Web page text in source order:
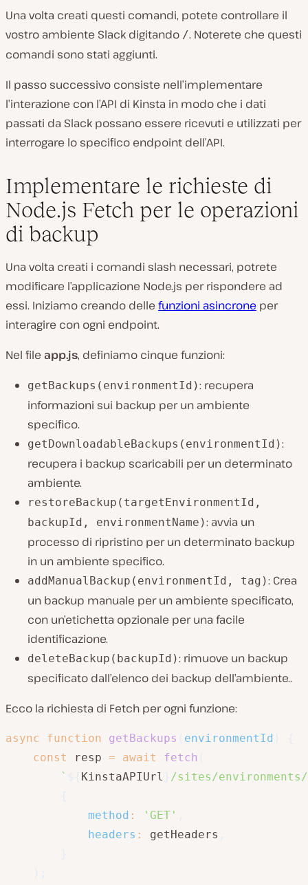
Una volta creati questi comandi, potete controllare il
vostro ambiente Slack digitando /. Noterete che questi
comandi sono stati aggiunti.
Il passo successivo consiste nell’implementare
l’interazione con l’API di Kinsta in modo che i dati
passati da Slack possano essere ricevuti e utilizzati per
interrogare lo specifico endpoint dell’API.
Implementare le richieste di
Node.js Fetch per le operazioni
di backup
Una volta creati i comandi slash necessari, potrete
modificare l’applicazione Node.js per rispondere ad
essi. Iniziamo creando delle funzioni asincrone per
interagire con ogni endpoint.
Nel file app.js, definiamo cinque funzioni:
getBackups(environmentId): recupera
informazioni sui backup per un ambiente
specifico.
getDownloadableBackups(environmentId):
recupera i backup scaricabili per un determinato
ambiente.
restoreBackup(targetEnvironmentId,
backupId, environmentName): avvia un
processo di ripristino per un determinato backup
in un ambiente specifico.
addManualBackup(environmentId, tag): Crea
un backup manuale per un ambiente specificato,
con un’etichetta opzionale per una facile
identificazione.
deleteBackup(backupId): rimuove un backup
specificato dall’elenco dei backup dell’ambiente..
Ecco la richiesta di Fetch per ogni funzione:
async function getBackups environmentId
const
resp = await fetch
`
KinstaAPIUrl
/sites/environments/
method : 'GET'
headers : getHeaders